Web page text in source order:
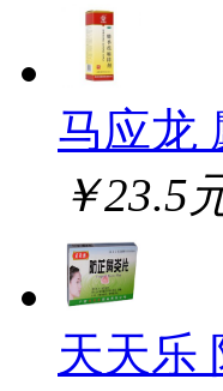
马应龙
￥23.5
天天乐